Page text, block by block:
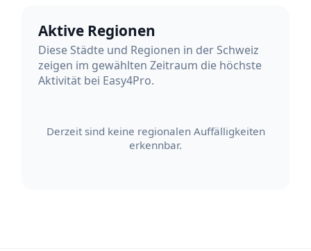
Aktive Regionen
Diese Städte und Regionen in der Schweiz
zeigen im gewählten Zeitraum die höchste
Aktivität bei Easy4Pro.
Derzeit sind keine regionalen Auffälligkeiten
erkennbar.